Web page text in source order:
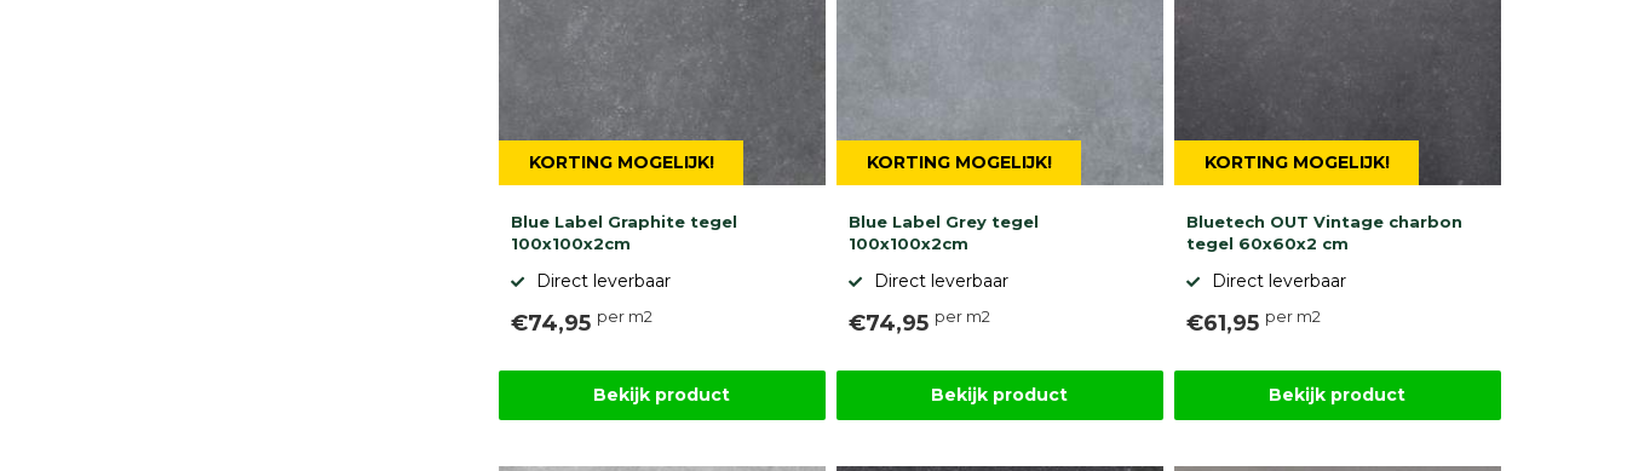
KORTING MOGELIJK!
Blue Label Graphite tegel
100x100x2cm
Direct leverbaar
€74,95 per m2
Bekijk product
KORTING MOGELIJK!
Blue Label Grey tegel
100x100x2cm
Direct leverbaar
€74,95 per m2
Bekijk product
KORTING MOGELIJK!
Bluetech OUT Vintage charbon
tegel 60x60x2 cm
Direct leverbaar
€61,95 per m2
Bekijk product